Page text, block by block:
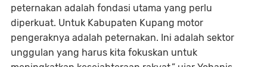
peternakan adalah fondasi utama yang perlu
diperkuat. Untuk Kabupaten Kupang motor
pengeraknya adalah peternakan. Ini adalah sektor
unggulan yang harus kita fokuskan untuk